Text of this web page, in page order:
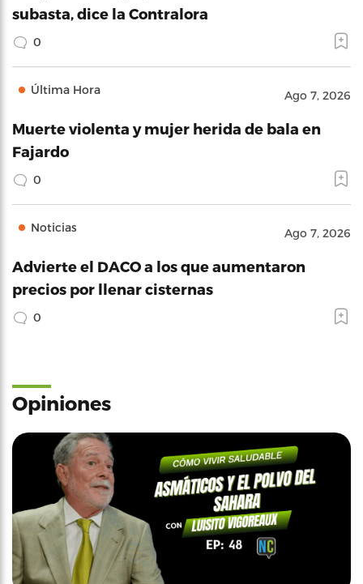
subasta, dice la Contralora
0
Última Hora Ago 7, 2026
Muerte violenta y mujer herida de bala en
Fajardo
0
Noticias Ago 7, 2026
Advierte el DACO a los que aumentaron
precios por llenar cisternas
0
Opiniones